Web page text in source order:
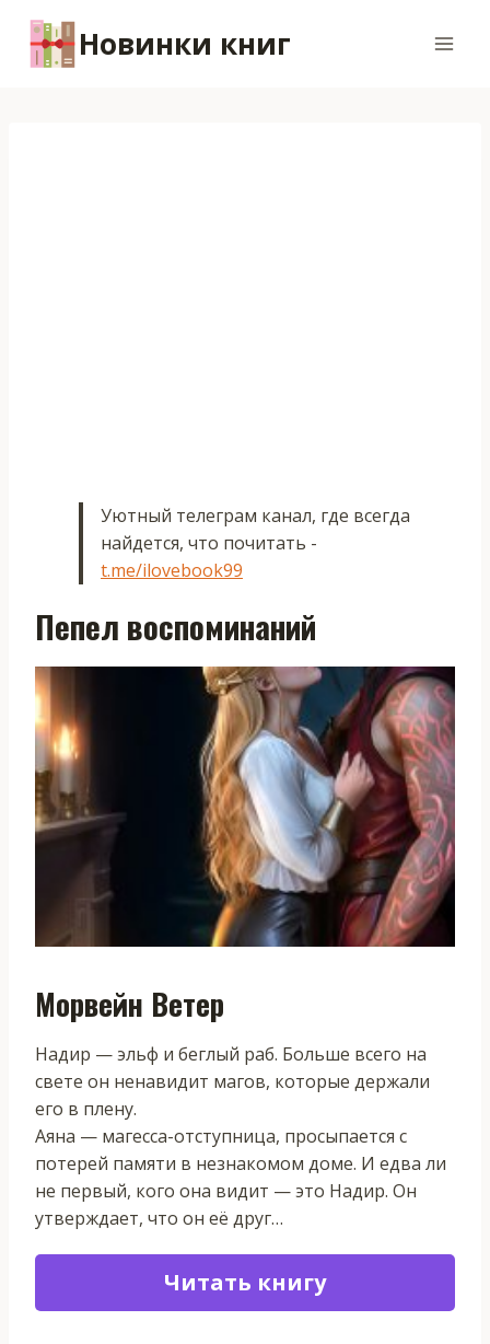
содержимому
Новинки книг
Уютный телеграм канал, где всегда
найдется, что почитать -
t.me/ilovebook99
Пепел воспоминаний
Морвейн Ветер
Надир — эльф и беглый раб. Больше всего на
свете он ненавидит магов, которые держали
его в плену.
Аяна — магесса-отступница, просыпается с
потерей памяти в незнакомом доме. И едва ли
не первый, кого она видит — это Надир. Он
утверждает, что он её друг…
Читать книгу